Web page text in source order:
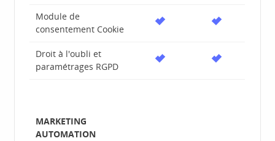
Module de
consentement Cookie
Droit à l'oubli et
paramétrages RGPD
MARKETING
AUTOMATION